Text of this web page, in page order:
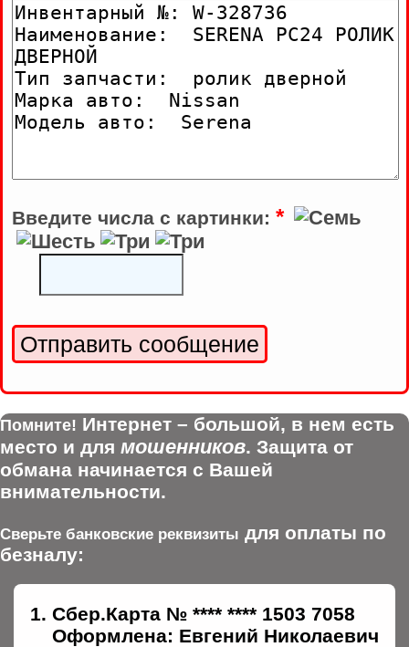
Введите числа с картинки: *
Помните! Интернет – большой, в нем есть
место и для мошенников. Защита от
обмана начинается с Вашей
внимательности.
Сверьте банковские реквизиты для оплаты по
безналу:
Сбер.Карта № **** **** 1503 7058
Оформлена: Евгений Николаевич